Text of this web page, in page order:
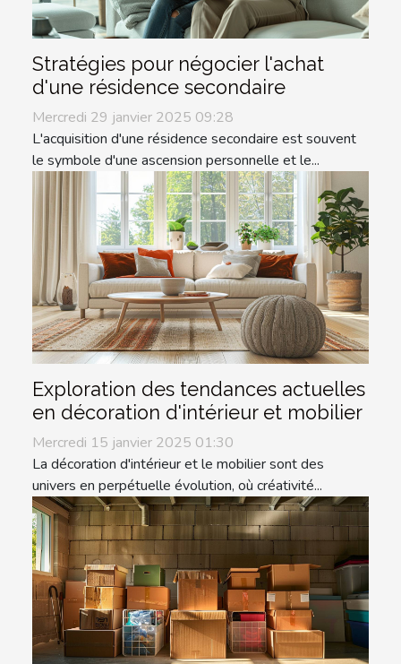
Stratégies pour négocier l'achat
d'une résidence secondaire
Mercredi 29 janvier 2025 09:28
L'acquisition d'une résidence secondaire est souvent
le symbole d'une ascension personnelle et le...
Exploration des tendances actuelles
en décoration d'intérieur et mobilier
Mercredi 15 janvier 2025 01:30
La décoration d'intérieur et le mobilier sont des
univers en perpétuelle évolution, où créativité...